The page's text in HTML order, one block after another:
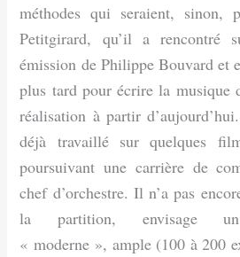
méthodes qui seraient, sinon,
Petitgirard, qu’il a rencontré
émission de Philippe Bouvard et
plus tard pour écrire la musique
réalisation à partir
déjà travaillé sur quelques
poursuivant une carrière de
chef d’orchestre. Il n’a pas
la partition, envisage un
« moderne », ample (100 à 200